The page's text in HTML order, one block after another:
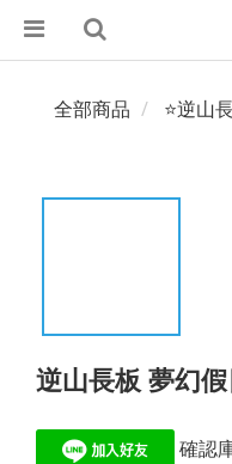
全部商品 ⭐逆山
逆山長板 夢幻
確認